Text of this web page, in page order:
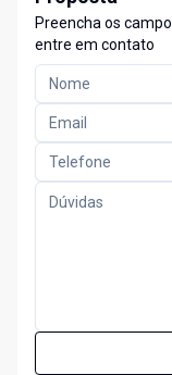
Preencha os
entre em contato